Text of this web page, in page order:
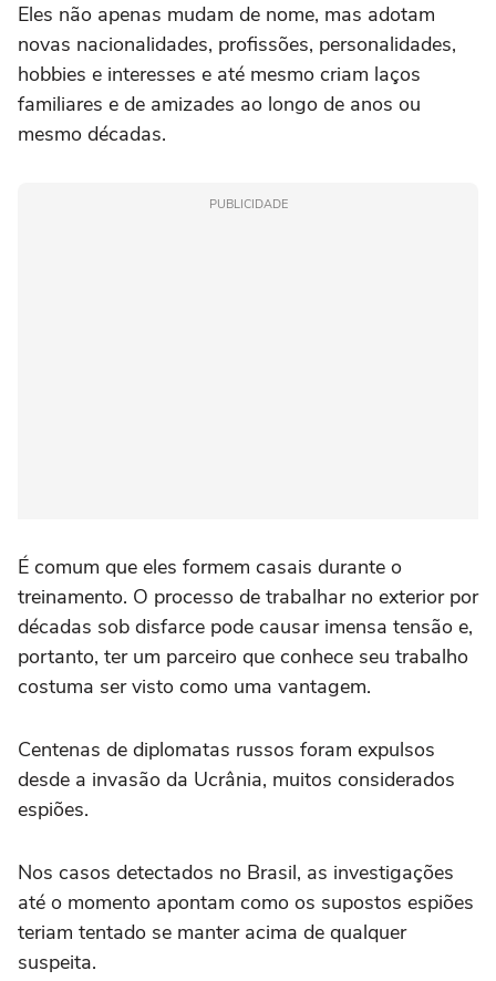
Eles não apenas mudam de nome, mas adotam
novas nacionalidades, profissões, personalidades,
hobbies e interesses e até mesmo criam laços
familiares e de amizades ao longo de anos ou
mesmo décadas.
PUBLICIDADE
É comum que eles formem casais durante o
treinamento. O processo de trabalhar no exterior por
décadas sob disfarce pode causar imensa tensão e,
portanto, ter um parceiro que conhece seu trabalho
costuma ser visto como uma vantagem.
Centenas de diplomatas russos foram expulsos
desde a invasão da Ucrânia, muitos considerados
espiões.
Nos casos detectados no Brasil, as investigações
até o momento apontam como os supostos espiões
teriam tentado se manter acima de qualquer
suspeita.